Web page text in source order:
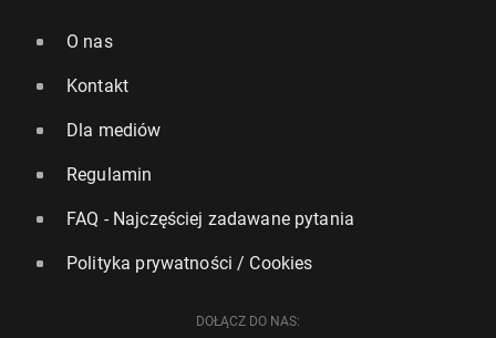
bez­pie­czeń­stwa po ataku w Sydney
O nas
Kontakt
Dla mediów
Regulamin
FAQ - Najczęściej zadawane pytania
Polityka prywatności / Cookies
DOŁĄCZ DO NAS: